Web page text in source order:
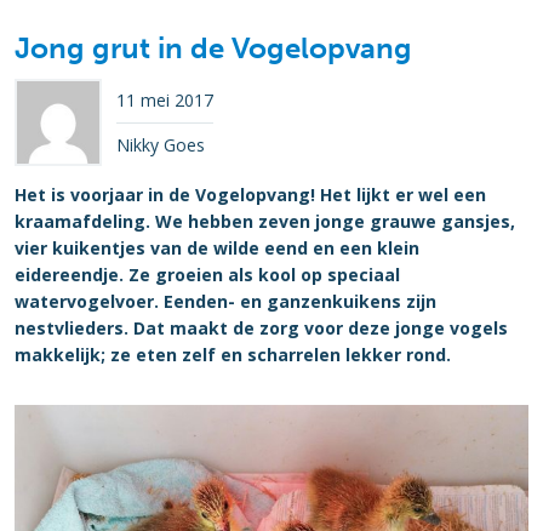
Jong grut in de Vogelopvang
11 mei 2017
Nikky Goes
Het is voorjaar in de Vogelopvang! Het lijkt er wel een
kraamafdeling. We hebben zeven jonge grauwe gansjes,
vier kuikentjes van de wilde eend en een klein
eidereendje. Ze groeien als kool op speciaal
watervogelvoer. Eenden- en ganzenkuikens zijn
nestvlieders. Dat maakt de zorg voor deze jonge vogels
makkelijk; ze eten zelf en scharrelen lekker rond.